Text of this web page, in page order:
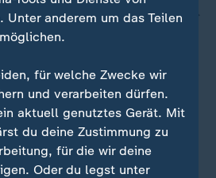
Unter anderem um das Teilen
für welche Zwecke wir
und verarbeiten dürfen.
aktuell genutztes Gerät. Mit
du deine Zustimmung zu
für die wir deine
Oder du legst unter